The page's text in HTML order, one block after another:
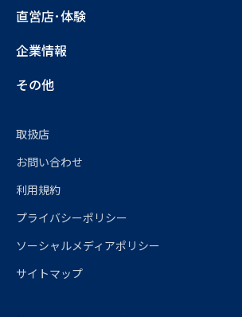
直営店･体験
企業情報
その他
取扱店
お問い合わせ
利用規約
プライバシーポリシー
ソーシャルメディアポリシー
サイトマップ